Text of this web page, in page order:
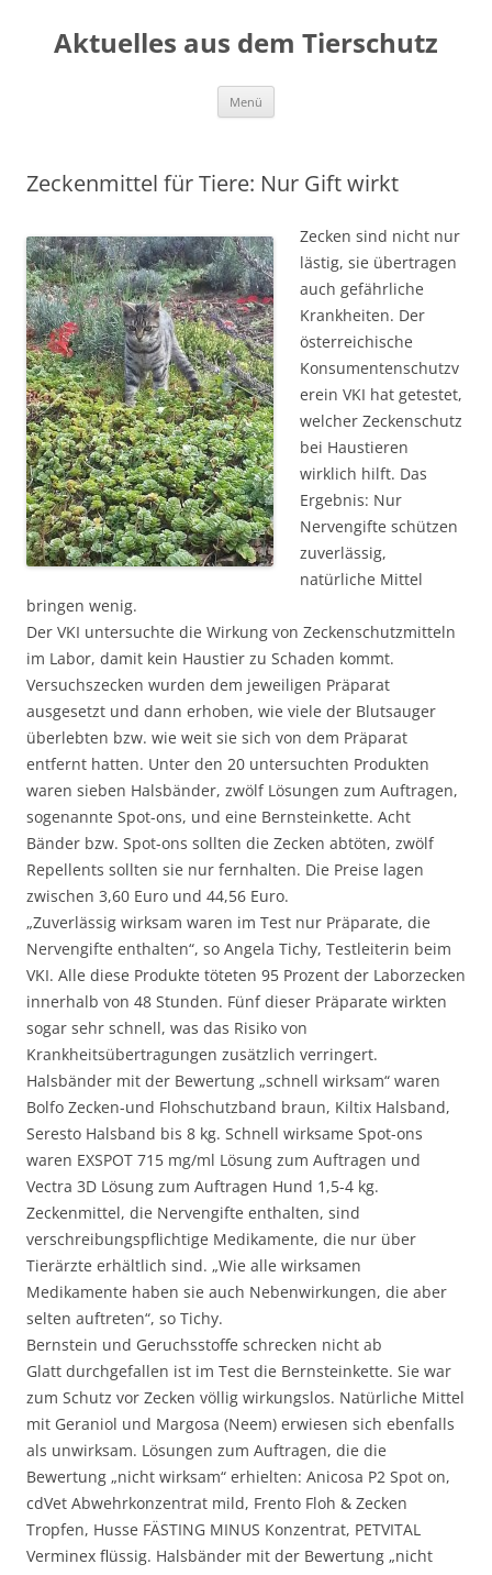
Aktuelles aus dem Tierschutz
Menü
Zeckenmittel für Tiere: Nur Gift wirkt
Zecken sind nicht nur
lästig, sie übertragen
auch gefährliche
Krankheiten. Der
österreichische
Konsumentenschutzv
erein VKI hat getestet,
welcher Zeckenschutz
bei Haustieren
wirklich hilft. Das
Ergebnis: Nur
Nervengifte schützen
zuverlässig,
natürliche Mittel
bringen wenig.
Der VKI untersuchte die Wirkung von Zeckenschutzmitteln
im Labor, damit kein Haustier zu Schaden kommt.
Versuchszecken wurden dem jeweiligen Präparat
ausgesetzt und dann erhoben, wie viele der Blutsauger
überlebten bzw. wie weit sie sich von dem Präparat
entfernt hatten. Unter den 20 untersuchten Produkten
waren sieben Halsbänder, zwölf Lösungen zum Auftragen,
sogenannte Spot-ons, und eine Bernsteinkette. Acht
Bänder bzw. Spot-ons sollten die Zecken abtöten, zwölf
Repellents sollten sie nur fernhalten. Die Preise lagen
zwischen 3,60 Euro und 44,56 Euro.
„Zuverlässig wirksam waren im Test nur Präparate, die
Nervengifte enthalten“, so Angela Tichy, Testleiterin beim
VKI. Alle diese Produkte töteten 95 Prozent der Laborzecken
innerhalb von 48 Stunden. Fünf dieser Präparate wirkten
sogar sehr schnell, was das Risiko von
Krankheitsübertragungen zusätzlich verringert.
Halsbänder mit der Bewertung „schnell wirksam“ waren
Bolfo Zecken-und Flohschutzband braun, Kiltix Halsband,
Seresto Halsband bis 8 kg. Schnell wirksame Spot-ons
waren EXSPOT 715 mg/ml Lösung zum Auftragen und
Vectra 3D Lösung zum Auftragen Hund 1,5-4 kg.
Zeckenmittel, die Nervengifte enthalten, sind
verschreibungspflichtige Medikamente, die nur über
Tierärzte erhältlich sind. „Wie alle wirksamen
Medikamente haben sie auch Nebenwirkungen, die aber
selten auftreten“, so Tichy.
Bernstein und Geruchsstoffe schrecken nicht ab
Glatt durchgefallen ist im Test die Bernsteinkette. Sie war
zum Schutz vor Zecken völlig wirkungslos. Natürliche Mittel
mit Geraniol und Margosa (Neem) erwiesen sich ebenfalls
als unwirksam. Lösungen zum Auftragen, die die
Bewertung „nicht wirksam“ erhielten: Anicosa P2 Spot on,
cdVet Abwehrkonzentrat mild, Frento Floh & Zecken
Tropfen, Husse FÄSTING MINUS Konzentrat, PETVITAL
Verminex flüssig. Halsbänder mit der Bewertung „nicht